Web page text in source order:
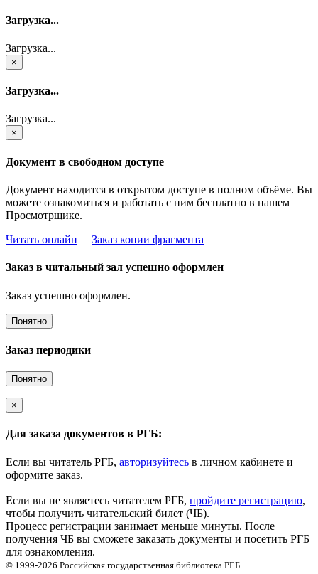
Загрузка...
Загрузка...
×
Загрузка...
Загрузка...
×
Документ в свободном доступе
Документ находится в открытом доступе в полном объёме. Вы
можете ознакомиться и работать с ним бесплатно в нашем
Просмотрщике.
Читать онлайн
Заказ копии фрагмента
Заказ в читальный зал успешно оформлен
Заказ успешно оформлен.
Понятно
Заказ периодики
Понятно
×
Для заказа документов в РГБ:
Если вы читатель РГБ, авторизуйтесь в личном кабинете и
оформите заказ.
Если вы не являетесь читателем РГБ, пройдите регистрацию,
чтобы получить читательский билет (ЧБ).
Процесс регистрации занимает меньше минуты. После
получения ЧБ вы сможете заказать документы и посетить РГБ
для ознакомления.
© 1999-2026 Российская государственная библиотека РГБ